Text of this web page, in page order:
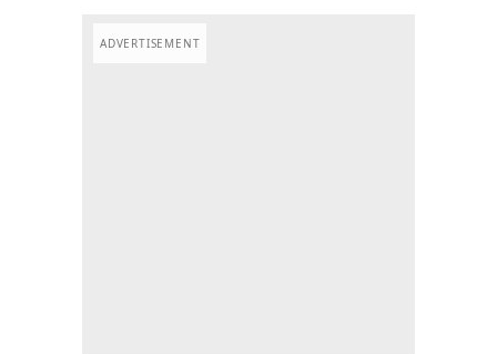
ADVERTISEMENT